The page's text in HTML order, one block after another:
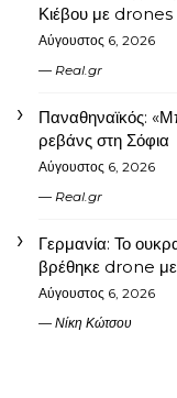
Κιέβου με drones
Αύγουστος 6, 2026
Real.gr
Παναθηναϊκός:
ρεβάνς στη Σόφια
Αύγουστος 6, 2026
Real.gr
Γερμανία: Το
βρέθηκε drone με
Αύγουστος 6, 2026
Νίκη Κώτσου